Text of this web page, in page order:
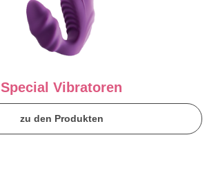
Special Vibratoren
zu den Produkten